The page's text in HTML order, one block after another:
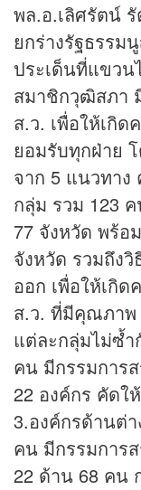
พล.อ.เลิศรัตน์
ยกร่างรัฐธรรม
ประเด็นที่แขวน
สมาชิกวุฒิสภา
ส.ว. เพื่อให้เกิ
ยอมรับทุกฝ่าย
จาก 5 แนวทาง
กลุ่ม รวม 123
77 จังหวัด พร้
จังหวัด รวมถึง
ออก เพื่อให้เกิ
ส.ว. ที่มีคุณภาพ
แต่ละกลุ่มไม่ซ้ำ
คน มีกรรมการ
22 องค์กร คัดใ
3.องค์กรด้านต่
คน มีกรรมการ
22 ด้าน 68 คน